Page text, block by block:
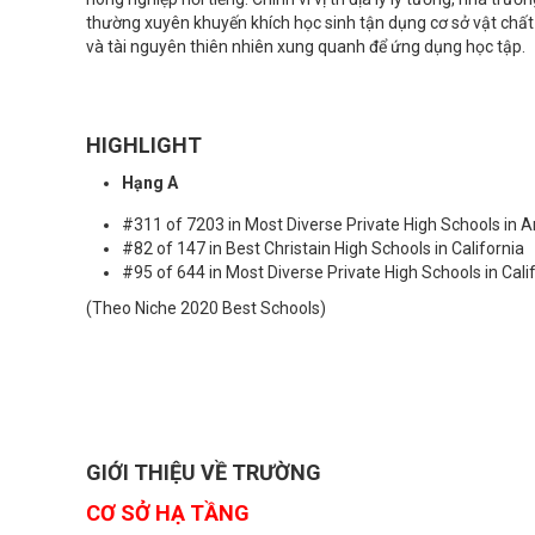
thường xuyên khuyến khích học sinh tận dụng cơ sở vật chất
và tài nguyên thiên nhiên xung quanh để ứng dụng học tập.
HIGHLIGHT
Hạng A
#311 of 7203 in Most Diverse Private High Schools in
#82 of 147 in Best Christain High Schools in California
#95 of 644 in Most Diverse Private High Schools in
(Theo Niche 2020 Best Schools)
GIỚI THIỆU VỀ TRƯỜNG
CƠ SỞ HẠ TẦNG